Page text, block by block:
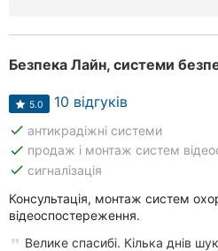
Безпека Лайн, системи
5.0 10 відгуків
done антикрадіжні системи
done продаж і монтаж систем
done сигналізація
Консультація, монтаж систем
відеоспостереження.
Велике спасибі. Кілька днів